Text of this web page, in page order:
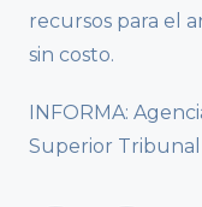
recursos para el
sin costo.
INFORMA:
Superior Tribunal